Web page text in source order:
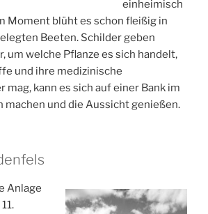
einheimisch
Moment blüht es schon fleißig in
Beeten. Schilder geben
um welche Pflanze es sich handelt,
und ihre medizinische
mag, kann es sich auf einer Bank im
machen und die Aussicht genießen.
Anlage